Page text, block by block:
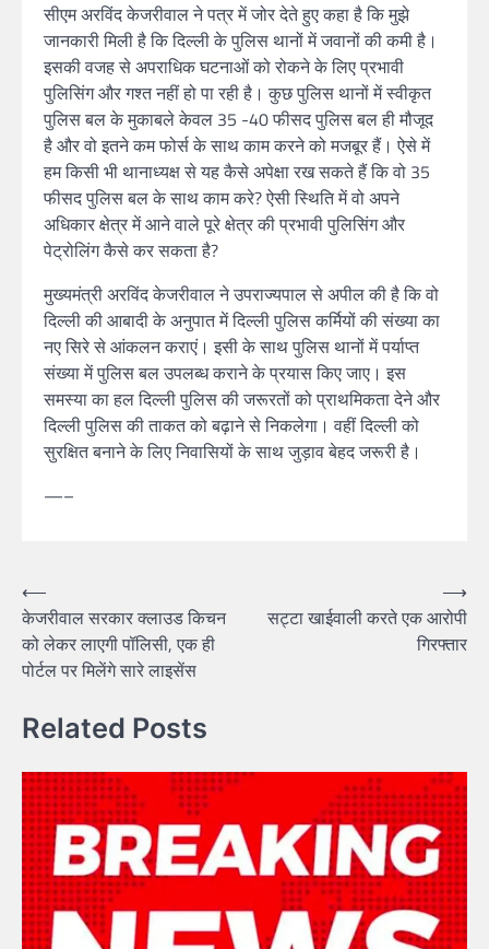
सीएम अरविंद केजरीवाल ने पत्र में जोर देते हुए कहा है कि मुझे
जानकारी मिली है कि दिल्ली के पुलिस थानों में जवानों की कमी है।
इसकी वजह से अपराधिक घटनाओं को रोकने के लिए प्रभावी
पुलिसिंग और गश्त नहीं हो पा रही है। कुछ पुलिस थानों में स्वीकृत
पुलिस बल के मुकाबले केवल 35 -40 फीसद पुलिस बल ही मौजूद
है और वो इतने कम फोर्स के साथ काम करने को मजबूर हैं। ऐसे में
हम किसी भी थानाध्यक्ष से यह कैसे अपेक्षा रख सकते हैं कि वो 35
फीसद पुलिस बल के साथ काम करे? ऐसी स्थिति में वो अपने
अधिकार क्षेत्र में आने वाले पूरे क्षेत्र की प्रभावी पुलिसिंग और
पेट्रोलिंग कैसे कर सकता है?
मुख्यमंत्री अरविंद केजरीवाल ने उपराज्यपाल से अपील की है कि वो
दिल्ली की आबादी के अनुपात में दिल्ली पुलिस कर्मियों की संख्या का
नए सिरे से आंकलन कराएं। इसी के साथ पुलिस थानों में पर्याप्त
संख्या में पुलिस बल उपलब्ध कराने के प्रयास किए जाए। इस
समस्या का हल दिल्ली पुलिस की जरूरतों को प्राथमिकता देने और
दिल्ली पुलिस की ताकत को बढ़ाने से निकलेगा। वहीं दिल्ली को
सुरक्षित बनाने के लिए निवासियों के साथ जुड़ाव बेहद जरूरी है।
—–
Post
navigation
⟵
केजरीवाल सरकार क्लाउड किचन
को लेकर लाएगी पॉलिसी, एक ही
पोर्टल पर मिलेंगे सारे लाइसेंस
सट्टा खाईवाली करते एक आरोपी
गिरफ्तार
⟶
Related Posts